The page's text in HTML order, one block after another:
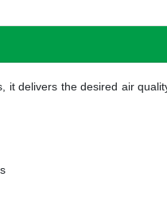
it delivers the desired air